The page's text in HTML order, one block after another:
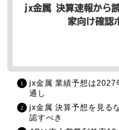
jx金属 業績予想は2027
通し
jx金属 決算予想を見る
認すべき